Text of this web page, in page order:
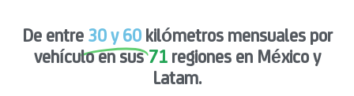
De entre 30 y 60 kilómetros mensuales por
vehículo en sus71 regiones en México y
Latam.